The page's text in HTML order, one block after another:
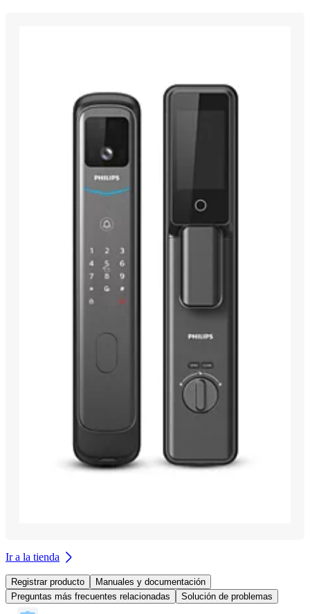
Ir a la tienda
Registrar producto
Manuales y documentación
Preguntas más frecuentes relacionadas
Solución de problemas